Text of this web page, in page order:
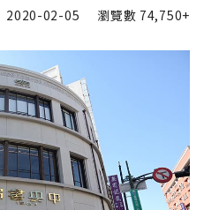
加入追蹤
2020-02-05 瀏覽數 74,750+